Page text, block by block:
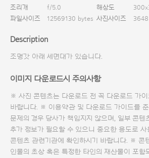
조리개
f/5.0 해상도
파일사이즈
12569130 bytes 사진사이즈
Description
조명갓 아래 세면대가 있습니다.
이미지 다운로드시 주의사항
※ 사진 콘텐츠는 다운로드 전 꼭 다운로드 가이
바랍니다. ※ 이용약관 및 다운로드 가이드를
문제의 경우 당사가 책임지지 않으며, 일부 콘텐
추가 정보가 필요할 수 있으니 중요한 용도로 사
콘텐츠 관련기관에 확인하시기 바랍니다. ※ 콘
인물의 초상 혹은 특정한 타인의 재산물이 포함